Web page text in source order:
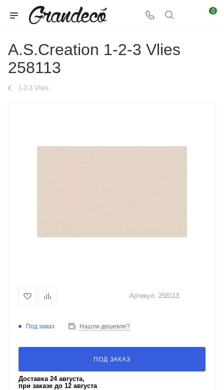
0
A.S.Creation 1-2-3 Vlies
258113
1-2-3 Vlies
Артикул: 258113
Под заказ Нашли дешевле?
ПОД ЗАКАЗ
Доставка 24 августа,
при заказе до 12 августа